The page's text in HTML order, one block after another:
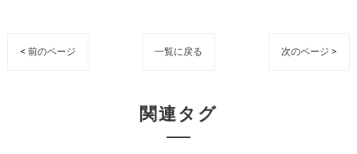
< 前のページ 一覧に戻る 次のページ >
関連タグ